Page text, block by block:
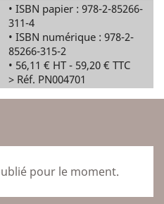
• ISBN papier : 978-2-85266-
311-4
• ISBN numérique : 978-2-
85266-315-2
• 56,11 € HT - 59,20 € TTC
> Réf. PN004701
pour le moment.